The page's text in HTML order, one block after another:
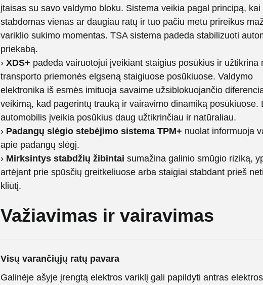
įtaisas su savo valdymo bloku. Sistema veikia pagal principą, kai
stabdomas vienas ar daugiau ratų ir tuo pačiu metu prireikus
variklio sukimo momentas. TSA sistema padeda stabilizuoti
priekabą.
› XDS+ padeda vairuotojui įveikiant staigius posūkius ir užtikrina
transporto priemonės elgseną staigiuose posūkiuose. Valdymo
elektronika iš esmės imituoja savaime užsiblokuojančio
veikimą, kad pagerintų trauką ir vairavimo dinamiką posūkiuose.
automobilis įveikia posūkius daug užtikrinčiau ir natūraliau.
› Padangų slėgio stebėjimo sistema TPM+ nuolat informuoja
apie padangų slėgį.
› Mirksintys stabdžių žibintai sumažina galinio smūgio riziką,
artėjant prie spūsčių greitkeliuose arba staigiai stabdant prieš
kliūtį.
Važiavimas ir vairavimas
Visų varančiųjų ratų pavara
Galinėje ašyje įrengtą elektros variklį gali papildyti antras